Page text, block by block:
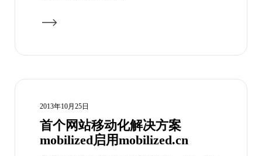
2013年10月25日
首个网站移动化解决方案
mobilized启用mobilized.cn